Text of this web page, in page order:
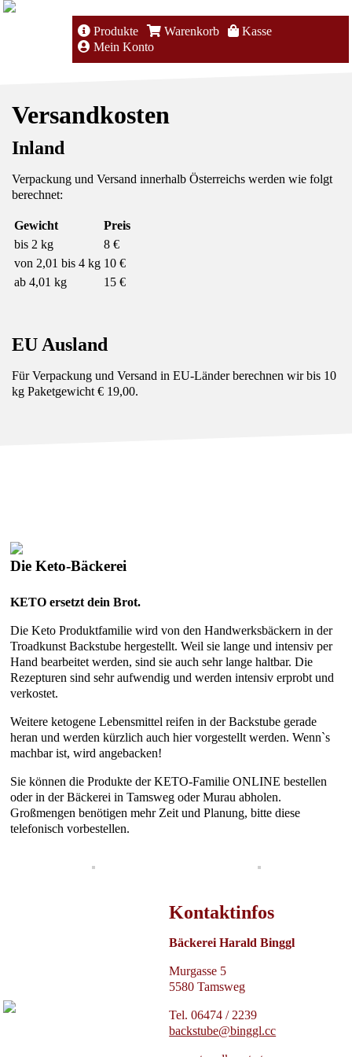
Produkte Warenkorb
Kasse
Mein Konto
Versandkosten
Inland
Verpackung und Versand innerhalb Österreichs werden wie folgt
berechnet:
Gewicht
Preis
bis 2 kg
8 €
von 2,01 bis 4 kg 10 €
ab 4,01 kg
15 €
EU Ausland
Für Verpackung und Versand in EU-Länder berechnen wir bis 10
kg Paketgewicht € 19,00.
Die Keto-Bäckerei
KETO ersetzt dein Brot.
Die Keto Produktfamilie wird von den Handwerksbäckern in der
Troadkunst Backstube hergestellt. Weil sie lange und intensiv per
Hand bearbeitet werden, sind sie auch sehr lange haltbar. Die
Rezepturen sind sehr aufwendig und werden intensiv erprobt und
verkostet.
Weitere ketogene Lebensmittel reifen in der Backstube gerade
heran und werden kürzlich auch hier vorgestellt werden. Wenn`s
machbar ist, wird angebacken!
Sie können die Produkte der KETO-Familie ONLINE bestellen
oder in der Bäckerei in Tamsweg oder Murau abholen.
Großmengen benötigen mehr Zeit und Planung, bitte diese
telefonisch vorbestellen.
Kontaktinfos
Bäckerei Harald Binggl
Murgasse 5
5580 Tamsweg
Tel. 06474 / 2239
backstube@binggl.cc